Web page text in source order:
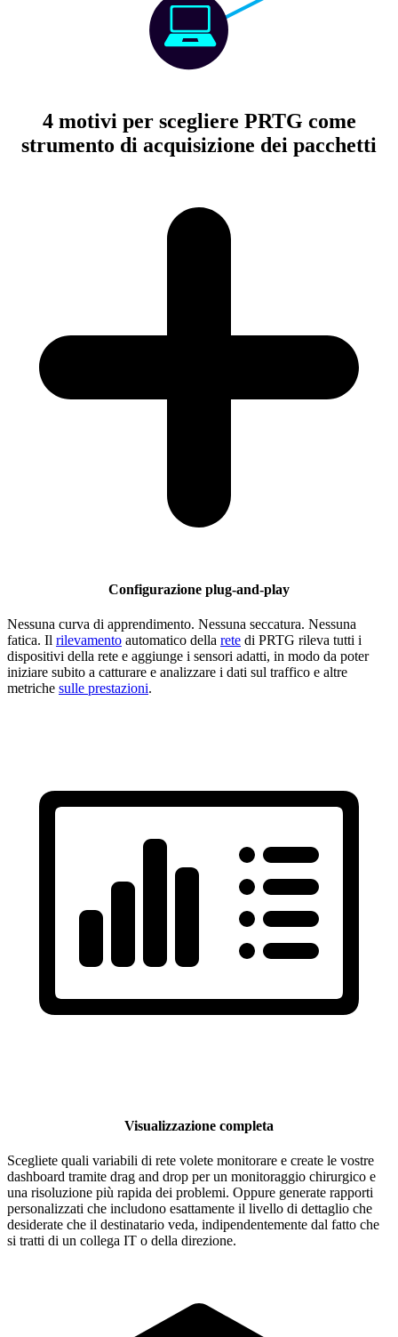
4 motivi per scegliere PRTG come
strumento di acquisizione dei pacchetti
Configurazione plug-and-play
Nessuna curva di apprendimento. Nessuna seccatura. Nessuna
fatica. Il rilevamento automatico della rete di PRTG rileva tutti i
dispositivi della rete e aggiunge i sensori adatti, in modo da poter
iniziare subito a catturare e analizzare i dati sul traffico e altre
metriche sulle prestazioni.
Visualizzazione completa
Scegliete quali variabili di rete volete monitorare e create le vostre
dashboard tramite drag and drop per un monitoraggio chirurgico e
una risoluzione più rapida dei problemi. Oppure generate rapporti
personalizzati che includono esattamente il livello di dettaglio che
desiderate che il destinatario veda, indipendentemente dal fatto che
si tratti di un collega IT o della direzione.